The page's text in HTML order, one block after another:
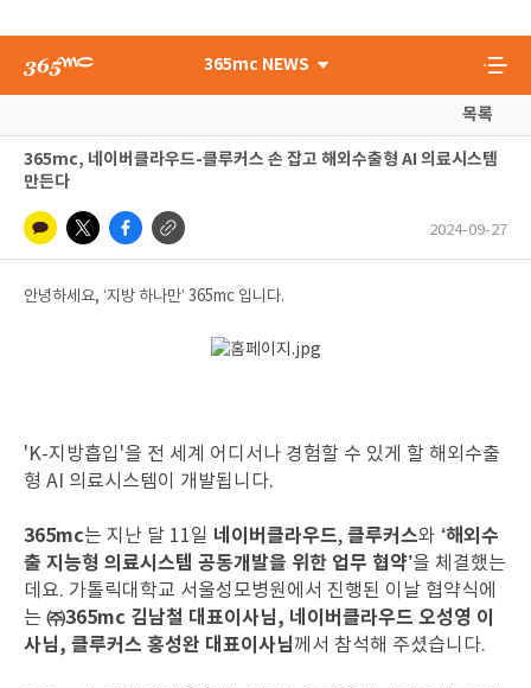
365mc NEWS
목록
365mc, 네이버클라우드-클루커스 손 잡고 해외수출형 AI 의료시스템
만든다
2024-09-27
안녕하세요, ‘지방 하나만’ 365mc 입니다.
'K-지방흡입'을 전 세계 어디서나 경험할 수 있게 할 해외수출
형 AI 의료시스템이 개발됩니다.
365mc는 지난 달 11일 네이버클라우드, 클루커스와 ‘해외수
출 지능형 의료시스템 공동개발을 위한 업무 협약’을 체결했는
데요. 가톨릭대학교 서울성모병원에서 진행된 이날 협약식에
는 ㈜365mc 김남철 대표이사님, 네이버클라우드 오성영 이
사님, 클루커스 홍성완 대표이사님께서 참석해 주셨습니다.